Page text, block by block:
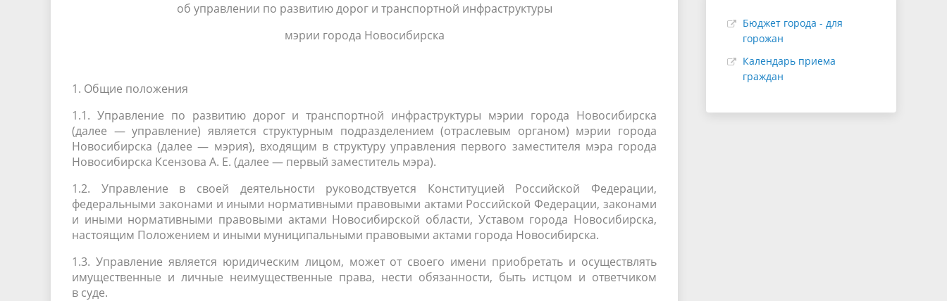
об управлении по развитию дорог и транспортной инфраструктуры
мэрии города Новосибирска
1. Общие положения
1.1. Управление по развитию дорог и транспортной инфраструктуры мэрии города Новосибирска
(далее — управление) является структурным подразделением (отраслевым органом) мэрии города
Новосибирска (далее — мэрия), входящим в структуру управления первого заместителя мэра города
Новосибирска Ксензова А. Е. (далее — первый заместитель мэра).
1.2. Управление в своей деятельности руководствуется Конституцией Российской Федерации,
федеральными законами и иными нормативными правовыми актами Российской Федерации, законами
и иными нормативными правовыми актами Новосибирской области, Уставом города Новосибирска,
настоящим Положением и иными муниципальными правовыми актами города Новосибирска.
1.3. Управление является юридическим лицом, может от своего имени приобретать и осуществлять
имущественные и личные неимущественные права, нести обязанности, быть истцом и ответчиком
в суде.
Бюджет города - для
горожан
Календарь приема
граждан